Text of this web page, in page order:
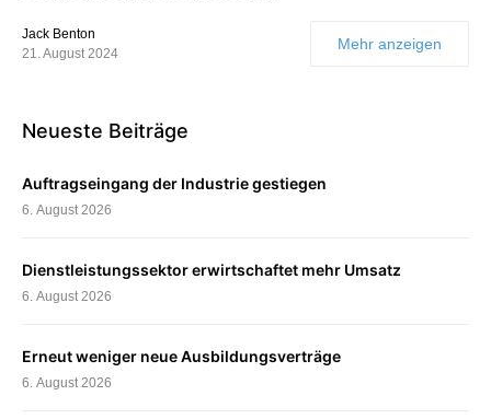
Jack Benton
21. August 2024
Mehr anzeigen
Neueste Beiträge
Auftragseingang der Industrie gestiegen
6. August 2026
Dienstleistungssektor erwirtschaftet mehr Umsatz
6. August 2026
Erneut weniger neue Ausbildungsverträge
6. August 2026